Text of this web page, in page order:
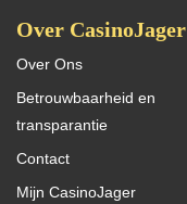
Over CasinoJager
Over Ons
Betrouwbaarheid en
transparantie
Contact
Mijn CasinoJager